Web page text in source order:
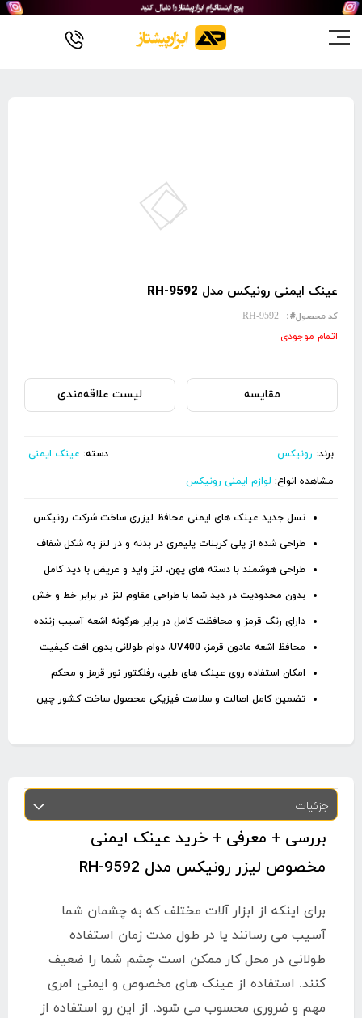
رفتن
به
ابتدای
گالری
عینک ایمنی رونیکس مدل RH-9592
کد محصول
RH-9592
اتمام موجودی
لیست علاقه‌مندی مقایسه
برند: رونیکس دسته: عینک ایمنی
مشاهده انواع: لوازم ایمنی رونیکس
نسل جدید عینک های ایمنی محافظ لیزری ساخت شرکت رونیکس
طراحی شده از پلی کربنات پلیمری در بدنه و در لنز به شکل شفاف
طراحی هوشمند با دسته های پهن، لنز واید و عریض با دید کامل
بدون محدودیت در دید شما با طراحی مقاوم لنز در برابر خط و خش
دارای رنگ قرمز و محافظت کامل در برابر هرگونه اشعه آسیب زننده
محافظ اشعه مادون قرمز، UV400، دوام طولانی بدون افت کیفیت
امکان استفاده روی عینک های طبی، رفلکتور نور قرمز و محکم
تضمین کامل اصالت و سلامت فیزیکی محصول ساخت کشور چین
جزئیات
بررسی + معرفی + خرید عینک ایمنی
مخصوص لیزر رونیکس مدل RH-9592
برای اینکه از ابزار آلات مختلف که به چشمان شما
آسیب می رسانند یا در طول مدت زمان استفاده
طولانی در محل کار ممکن است چشم شما را ضعیف
کنند. استفاده از عینک های مخصوص و ایمنی امری
مهم و ضروری محسوب می شود. از این رو استفاده از